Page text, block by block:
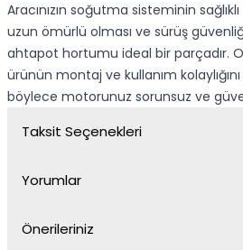
Aracınızın soğutma sisteminin
uzun ömürlü olması ve sürüş
ahtapot hortumu ideal bir parçadır.
ürünün montaj ve kullanım
böylece motorunuz sorunsuz ve
Taksit Seçenekleri
Yorumlar
Önerileriniz